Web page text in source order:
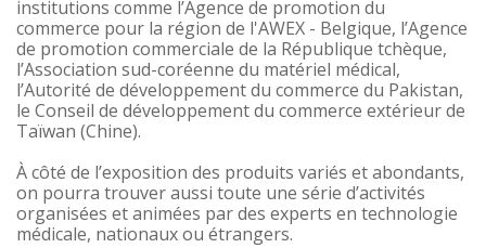
institutions comme l’Agence de promotion du
commerce pour la région de l'AWEX - Belgique, l’Agence
de promotion commerciale de la République tchèque,
l’Association sud-coréenne du matériel médical,
l’Autorité de développement du commerce du Pakistan,
le Conseil de développement du commerce extérieur de
Taïwan (Chine).
À côté de l’exposition des produits variés et abondants,
on pourra trouver aussi toute une série d’activités
organisées et animées par des experts en technologie
médicale, nationaux ou étrangers.